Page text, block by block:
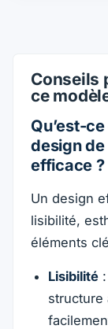
Conseils
ce
Qu’est-ce
design de
efficace ?
Un design
lisibilité,
éléments
Lisibilité:
structure